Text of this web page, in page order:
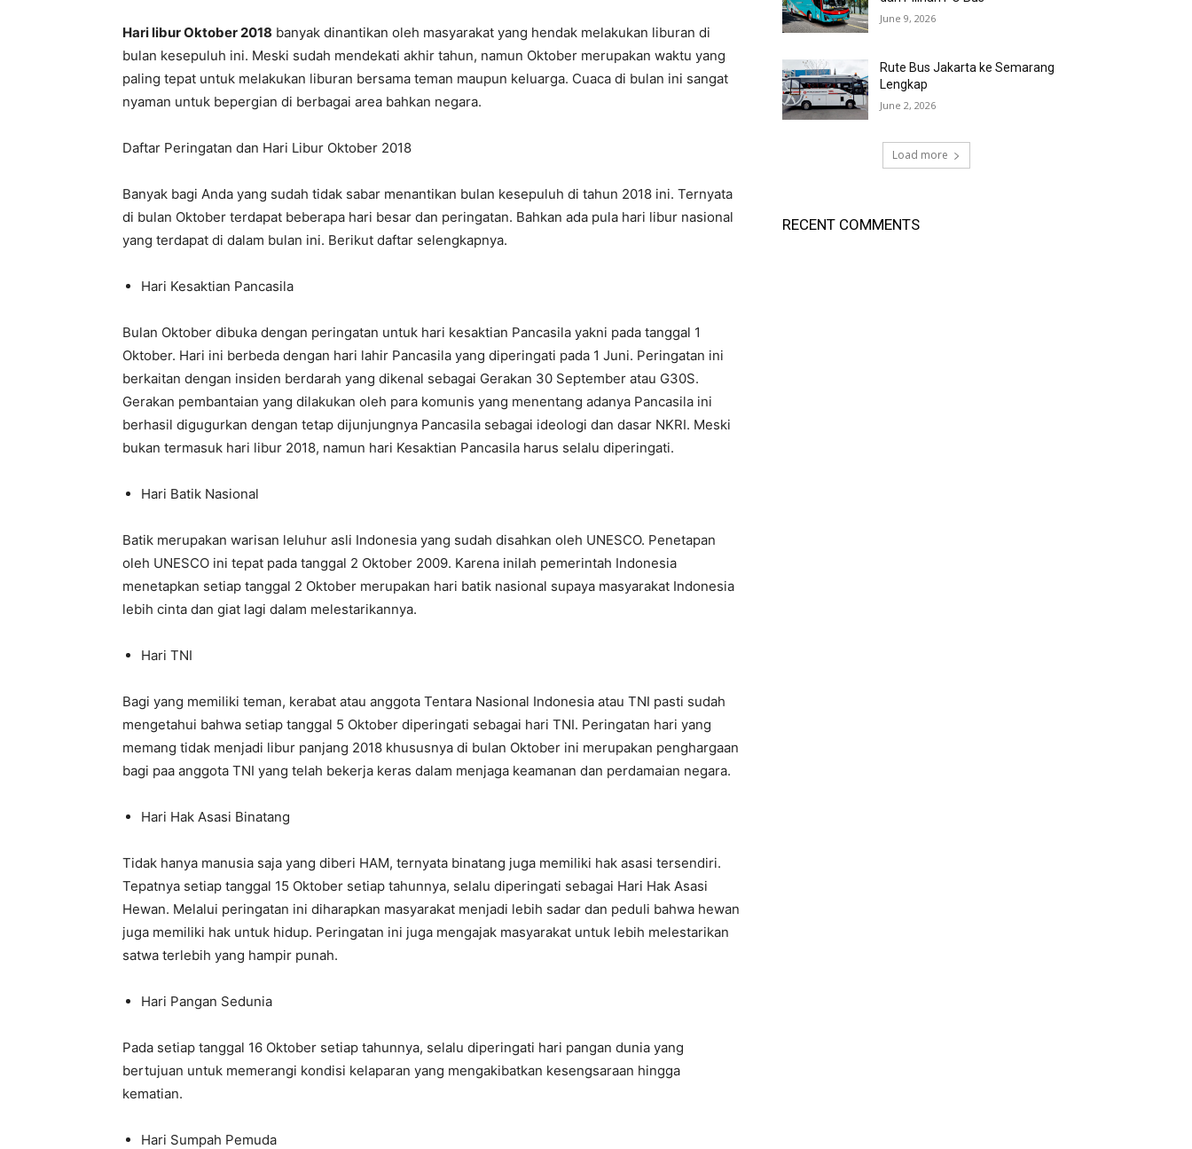
Hari liburOktober 2018 banyak dinantikan oleh masyarakat yang hendak melakukan liburan di
bulan kesepuluh ini. Meski sudah mendekati akhir tahun, namun Oktober merupakan waktu yang
paling tepat untuk melakukan liburan bersama teman maupun keluarga. Cuaca di bulan ini sangat
nyaman untuk bepergian di berbagai area bahkan negara.
Daftar Peringatan dan Hari Libur Oktober 2018
Banyak bagi Anda yang sudah tidak sabar menantikan bulan kesepuluh di tahun 2018 ini. Ternyata
di bulan Oktober terdapat beberapa hari besar dan peringatan. Bahkan ada pula hari libur nasional
yang terdapat di dalam bulan ini. Berikut daftar selengkapnya.
Hari Kesaktian Pancasila
Bulan Oktober dibuka dengan peringatan untuk hari kesaktian Pancasila yakni pada tanggal 1
Oktober. Hari ini berbeda dengan hari lahir Pancasila yang diperingati pada 1 Juni. Peringatan ini
berkaitan dengan insiden berdarah yang dikenal sebagai Gerakan 30 September atau G30S.
Gerakan pembantaian yang dilakukan oleh para komunis yang menentang adanya Pancasila ini
berhasil digugurkan dengan tetap dijunjungnya Pancasila sebagai ideologi dan dasar NKRI. Meski
bukan termasuk hari libur 2018, namun hari Kesaktian Pancasila harus selalu diperingati.
Hari Batik Nasional
Batik merupakan warisan leluhur asli Indonesia yang sudah disahkan oleh UNESCO. Penetapan
oleh UNESCO ini tepat pada tanggal 2 Oktober 2009. Karena inilah pemerintah Indonesia
menetapkan setiap tanggal 2 Oktober merupakan hari batik nasional supaya masyarakat Indonesia
lebih cinta dan giat lagi dalam melestarikannya.
Hari TNI
Bagi yang memiliki teman, kerabat atau anggota Tentara Nasional Indonesia atau TNI pasti sudah
mengetahui bahwa setiap tanggal 5 Oktober diperingati sebagai hari TNI. Peringatan hari yang
memang tidak menjadi libur panjang 2018 khususnya di bulan Oktober ini merupakan penghargaan
bagi paa anggota TNI yang telah bekerja keras dalam menjaga keamanan dan perdamaian negara.
Hari Hak Asasi Binatang
Tidak hanya manusia saja yang diberi HAM, ternyata binatang juga memiliki hak asasi tersendiri.
Tepatnya setiap tanggal 15 Oktober setiap tahunnya, selalu diperingati sebagai Hari Hak Asasi
Hewan. Melalui peringatan ini diharapkan masyarakat menjadi lebih sadar dan peduli bahwa hewan
juga memiliki hak untuk hidup. Peringatan ini juga mengajak masyarakat untuk lebih melestarikan
satwa terlebih yang hampir punah.
Hari Pangan Sedunia
Pada setiap tanggal 16 Oktober setiap tahunnya, selalu diperingati hari pangan dunia yang
bertujuan untuk memerangi kondisi kelaparan yang mengakibatkan kesengsaraan hingga
kematian.
Hari Sumpah Pemuda
June 9, 2026
Rute Bus Jakarta ke Semarang
Lengkap
June 2, 2026
Load more
RECENT COMMENTS